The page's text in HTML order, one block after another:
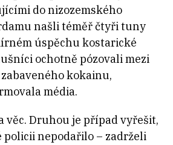
do nizozemského
našli téměř čtyři tuny
úspěchu kostarické
ochotně pózovali mezi
kokainu,
média.
věc. Druhou je případ vyřešit,
policii nepodařilo – zadrželi